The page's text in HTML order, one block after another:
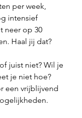
per week,
intensief
neer op 30
Haal jij dat?
juist niet? Wil je
je niet hoe?
een vrijblijvend